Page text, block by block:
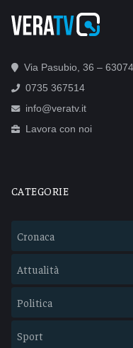
Via Pasubio, 36 –
0735 367514
info@veratv.it
Lavora con noi
CATEGORIE
Cronaca
Attualità
Politica
Sport